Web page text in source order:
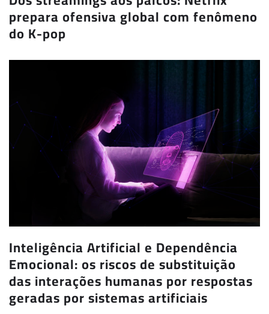
prepara ofensiva global com fenômeno
do K-pop
Inteligência Artificial e Dependência
Emocional: os riscos de substituição
das interações humanas por respostas
geradas por sistemas artificiais